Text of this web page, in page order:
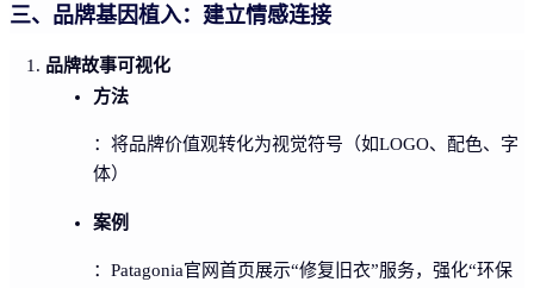
三、品牌基因植入：建立情感连接
品牌故事可视化
方法
：将品牌价值观转化为视觉符号（如LOGO、配色、字
体）
案例
：Patagonia官网首页展示“修复旧衣”服务，强化“环保